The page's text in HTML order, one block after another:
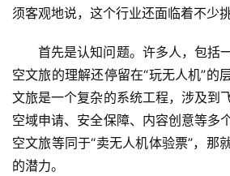
须客观地说，这个行业还面临着不少挑
首先是认知问题。许多人，包括
空文旅的理解还停留在“玩无人机”的
文旅是一个复杂的系统工程，涉及到
空域申请、安全保障、内容创意等多
空文旅等同于“卖无人机体验票”，那
的潜力。